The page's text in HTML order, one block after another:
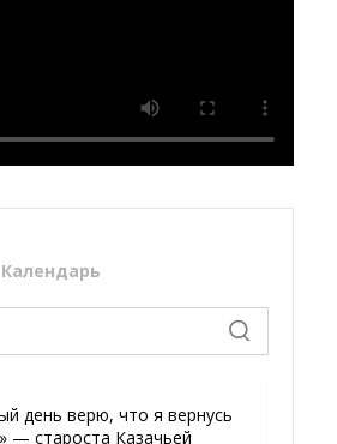
Календарь
день верю, что я вернусь
— староста Казачьей